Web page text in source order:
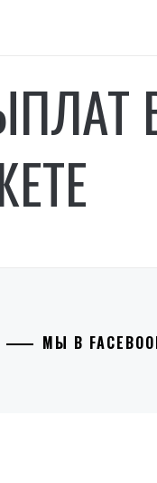
МЫ В